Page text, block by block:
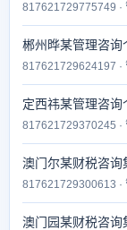
817621729775749 ·
郴州晔某管理咨询
817621729624197 ·
定西祎某管理咨询
817621729370245 ·
澳门尔某财税咨询
817621729300613 ·
澳门园某财税咨询